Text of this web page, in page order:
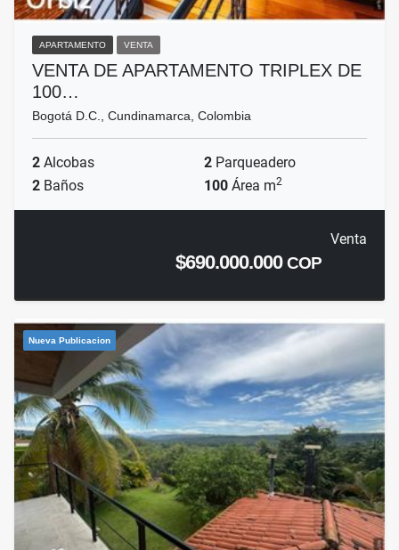
APARTAMENTO VENTA
VENTA DE APARTAMENTO TRIPLEX DE
100…
Bogotá D.C., Cundinamarca, Colombia
2 Alcobas 2 Parqueadero
2 Baños 100 Área m2
Venta
$690.000.000COP
Nueva Publicacion